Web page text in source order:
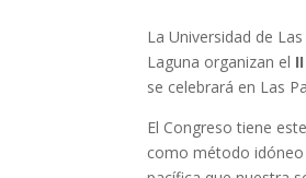
La Universidad de
Laguna organizan el
se celebrará en Las
El Congreso tiene
como método idóneo